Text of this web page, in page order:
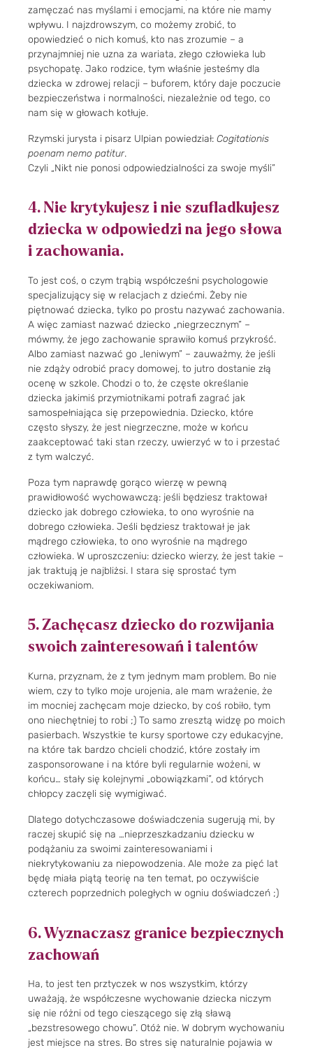
zamęczać nas myślami i emocjami, na które nie mamy
wpływu. I najzdrowszym, co możemy zrobić, to
opowiedzieć o nich komuś, kto nas zrozumie – a
przynajmniej nie uzna za wariata, złego człowieka lub
psychopatę. Jako rodzice, tym właśnie jesteśmy dla
dziecka w zdrowej relacji – buforem, który daje poczucie
bezpieczeństwa i normalności, niezależnie od tego, co
nam się w głowach kotłuje.
Rzymski jurysta i pisarz Ulpian powiedział: Cogitationis
poenam nemo patitur.
Czyli „Nikt nie ponosi odpowiedzialności za swoje myśli”
4. Nie krytykujesz i nie szufladkujesz
dziecka w odpowiedzi na jego słowa
i zachowania.
To jest coś, o czym trąbią współcześni psychologowie
specjalizujący się w relacjach z dziećmi. Żeby nie
piętnować dziecka, tylko po prostu nazywać zachowania.
A więc zamiast nazwać dziecko „niegrzecznym” –
mówmy, że jego zachowanie sprawiło komuś przykrość.
Albo zamiast nazwać go „leniwym” – zauważmy, że jeśli
nie zdąży odrobić pracy domowej, to jutro dostanie złą
ocenę w szkole. Chodzi o to, że częste określanie
dziecka jakimiś przymiotnikami potrafi zagrać jak
samospełniająca się przepowiednia. Dziecko, które
często słyszy, że jest niegrzeczne, może w końcu
zaakceptować taki stan rzeczy, uwierzyć w to i przestać
z tym walczyć.
Poza tym naprawdę gorąco wierzę w pewną
prawidłowość wychowawczą: jeśli będziesz traktował
dziecko jak dobrego człowieka, to ono wyrośnie na
dobrego człowieka. Jeśli będziesz traktował je jak
mądrego człowieka, to ono wyrośnie na mądrego
człowieka. W uproszczeniu: dziecko wierzy, że jest takie –
jak traktują je najbliżsi. I stara się sprostać tym
oczekiwaniom.
5. Zachęcasz dziecko do rozwijania
swoich zainteresowań i talentów
Kurna, przyznam, że z tym jednym mam problem. Bo nie
wiem, czy to tylko moje urojenia, ale mam wrażenie, że
im mocniej zachęcam moje dziecko, by coś robiło, tym
ono niechętniej to robi ;) To samo zresztą widzę po moich
pasierbach. Wszystkie te kursy sportowe czy edukacyjne,
na które tak bardzo chcieli chodzić, które zostały im
zasponsorowane i na które byli regularnie wożeni, w
końcu… stały się kolejnymi „obowiązkami”, od których
chłopcy zaczęli się wymigiwać.
Dlatego dotychczasowe doświadczenia sugerują mi, by
raczej skupić się na …nieprzeszkadzaniu dziecku w
podążaniu za swoimi zainteresowaniami i
niekrytykowaniu za niepowodzenia. Ale może za pięć lat
będę miała piątą teorię na ten temat, po oczywiście
czterech poprzednich poległych w ogniu doświadczeń ;)
6. Wyznaczasz granice bezpiecznych
zachowań
Ha, to jest ten prztyczek w nos wszystkim, którzy
uważają, że współczesne wychowanie dziecka niczym
się nie różni od tego cieszącego się złą sławą
„bezstresowego chowu”. Otóż nie. W dobrym wychowaniu
jest miejsce na stres. Bo stres się naturalnie pojawia w